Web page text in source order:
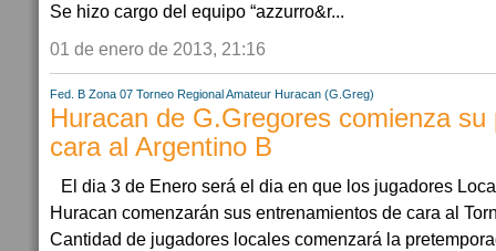
Se hizo cargo del equipo “azzurro&r...
01 de enero de 2013, 21:16
Fed. B Zona 07 Torneo Regional Amateur Huracan (G.Greg)
Huracan de G.Gregores comienza su
cara al Argentino B
El dia 3 de Enero será el dia en que los jugadores
Huracan comenzarán sus entrenamientos de cara al
Cantidad de jugadores locales comenzará la